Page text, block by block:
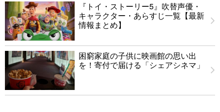
『トイ・ストーリー5』吹替声優・
キャラクター・あらすじ一覧【最新
情報まとめ】
困窮家庭の子供に映画館の思い出
を！寄付で届ける「シェアシネマ」